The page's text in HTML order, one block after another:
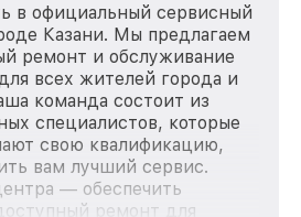
в официальный сервисный
Казани. Мы предлагаем
ремонт и обслуживание
всех жителей города и
команда состоит из
специалистов, которые
свою квалификацию,
вам лучший сервис.
— обеспечить
ремонт для